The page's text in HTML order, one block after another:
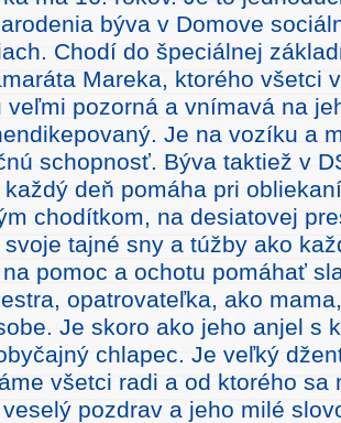
býva v Domove
Chodí do špeciálnej
Mareka, ktorého všetci
veľmi pozorná a vnímavá na
Je na vozíku a
schopnosť. Býva taktiež v
deň pomáha pri
chodítkom, na desiatovej
svoje tajné sny a túžby ako
pomoc a ochotu pomáhať
opatrovateľka, ako
Je skoro ako jeho anjel s
chlapec. Je veľký
všetci radi a od ktorého sa
pozdrav a jeho milé